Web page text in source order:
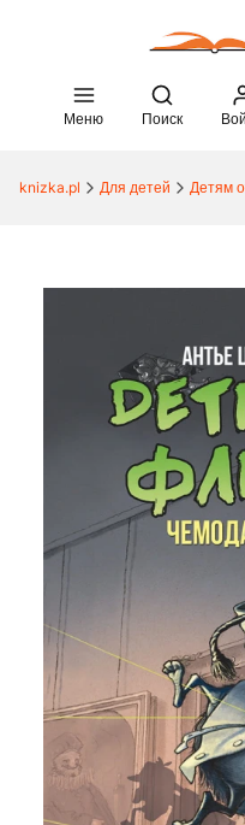
Меню
Open
Поиск
knizka.pl Для детей Детям